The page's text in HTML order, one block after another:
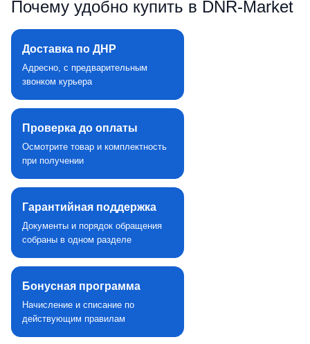
Почему удобно купить в DNR‑Market
Доставка по ДНР
Адресно, с предварительным
звонком курьера
Проверка до оплаты
Осмотрите товар и комплектность
при получении
Гарантийная поддержка
Документы и порядок обращения
собраны в одном разделе
Бонусная программа
Начисление и списание по
действующим правилам